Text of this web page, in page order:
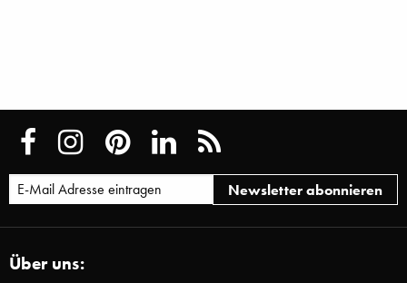
Über uns: